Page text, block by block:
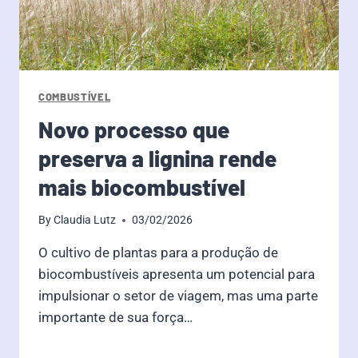
COMBUSTÍVEL
Novo processo que
preserva a lignina rende
mais biocombustível
ByClaudia Lutz 03/02/2026
O cultivo de plantas para a produção de
biocombustíveis apresenta um potencial para
impulsionar o setor de viagem, mas uma parte
importante de sua força…